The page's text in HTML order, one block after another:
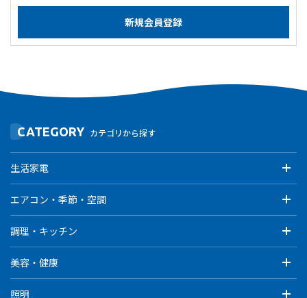
CATEGORY カテゴリから探す
生活家電
エアコン・季節・空調
調理・キッチン
美容・健康
照明